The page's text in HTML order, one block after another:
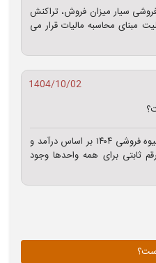
سیار میزان فروش، تراکنش
مبنای محاسبه مالیات قرار می
1404/10/02
با سلام. مالیات میوه فروشی ۱۴۰۴ بر اساس درآمد و
ثابتی برای همه واحدها وجود